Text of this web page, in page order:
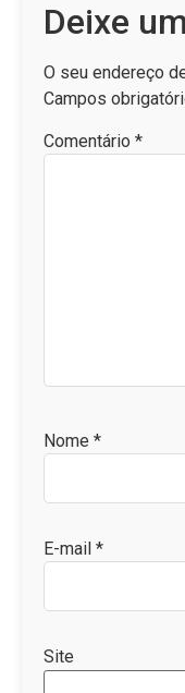
Deixe
O seu endereço
Campos
Comentário *
Nome *
E-mail *
Site